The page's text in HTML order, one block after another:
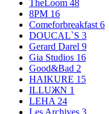
TheLoom 48
8PM 16
Comeforbreakfast 6
DOUCAL`S 3
Gerard Darel 9
Gia Studios 16
Good&Bad 2
HAIKURE 15
ILLUЖN 1
LEHA 24
Les Archives 3